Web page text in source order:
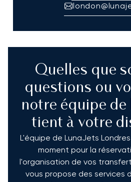
Quelles que
questions ou
notre équipe de
tient à votre
L'équipe de LunaJets
moment pour la
l'organisation de vos
vous propose des services